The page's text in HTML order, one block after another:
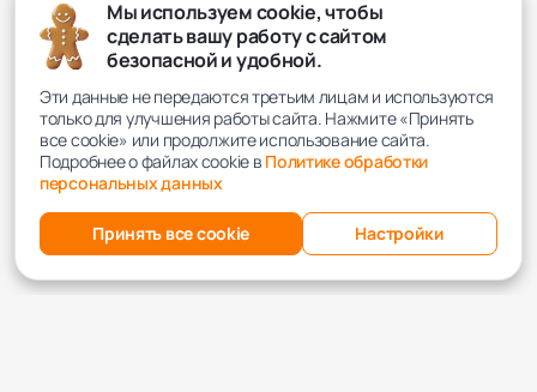
Мы используем cookie, чтобы
сделать вашу работу с сайтом
безопасной и удобной.
Эти данные не передаются третьим лицам и используются
только для улучшения работы сайта. Нажмите «Принять
все cookie» или продолжите использование сайта.
Подробнее о файлах cookie в Политике обработки
персональных данных
Принять все cookie Настройки